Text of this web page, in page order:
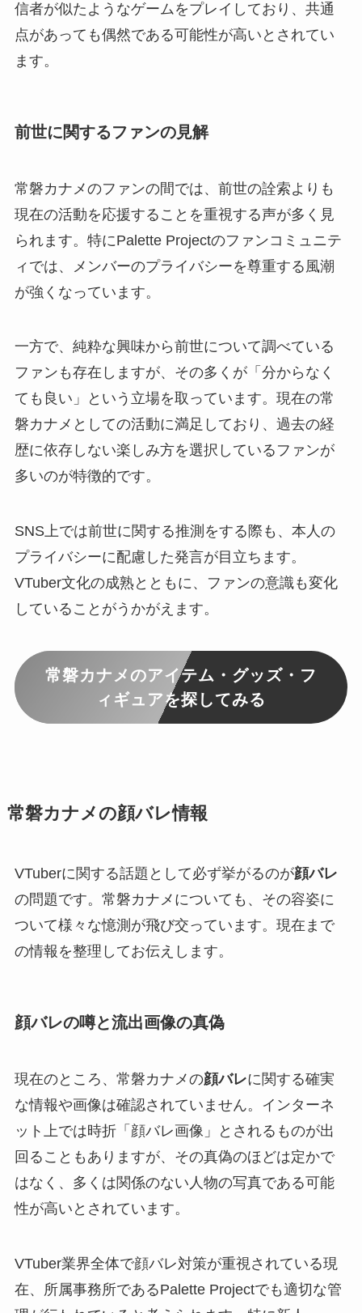
信者が似たようなゲームをプレイしており、共通
点があっても偶然である可能性が高いとされてい
ます。
前世に関するファンの見解
常磐カナメのファンの間では、前世の詮索よりも
現在の活動を応援することを重視する声が多く見
られます。特にPalette Projectのファンコミュニテ
ィでは、メンバーのプライバシーを尊重する風潮
が強くなっています。
一方で、純粋な興味から前世について調べている
ファンも存在しますが、その多くが「分からなく
ても良い」という立場を取っています。現在の常
磐カナメとしての活動に満足しており、過去の経
歴に依存しない楽しみ方を選択しているファンが
多いのが特徴的です。
SNS上では前世に関する推測をする際も、本人の
プライバシーに配慮した発言が目立ちます。
VTuber文化の成熟とともに、ファンの意識も変化
していることがうかがえます。
常磐カナメのアイテム・グッズ・フ
ィギュアを探してみる
常磐カナメの顔バレ情報
VTuberに関する話題として必ず挙がるのが顔バレ
の問題です。常磐カナメについても、その容姿に
ついて様々な憶測が飛び交っています。現在まで
の情報を整理してお伝えします。
顔バレの噂と流出画像の真偽
現在のところ、常磐カナメの顔バレに関する確実
な情報や画像は確認されていません。インターネ
ット上では時折「顔バレ画像」とされるものが出
回ることもありますが、その真偽のほどは定かで
はなく、多くは関係のない人物の写真である可能
性が高いとされています。
VTuber業界全体で顔バレ対策が重視されている現
在、所属事務所であるPalette Projectでも適切な管